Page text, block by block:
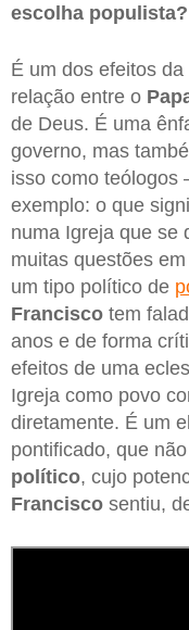
escolha populista?
É um dos efeitos
relação entre o
de Deus. É uma
governo, mas
isso como teólogos
exemplo: o que
numa Igreja que se
muitas questões
um tipo político de
Francisco tem
anos e de forma
efeitos de uma
Igreja como povo
diretamente. É um
pontificado, que
político, cujo
Francisco sentiu,